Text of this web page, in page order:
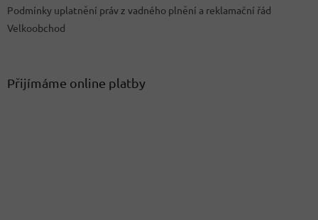
Podmínky uplatnění práv z vadného plnění a reklamační řád
Velkoobchod
Přijímáme online platby